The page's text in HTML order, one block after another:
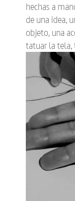
hechas a
de una idea,
objeto, una
tatuar la tela,